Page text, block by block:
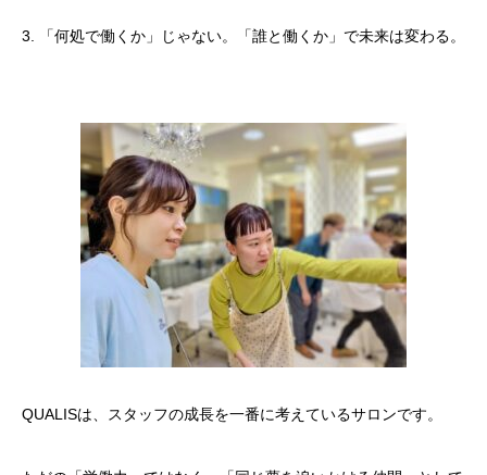
​3. 「何処で働くか」じゃない。「誰と働くか」で未来は変わる。
​QUALISは、スタッフの成長を一番に考えているサロンです。